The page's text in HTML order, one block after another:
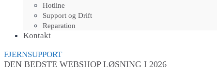
Hotline
Support og Drift
Reparation
Kontakt
FJERNSUPPORT
DEN BEDSTE WEBSHOP LØSNING I 2026